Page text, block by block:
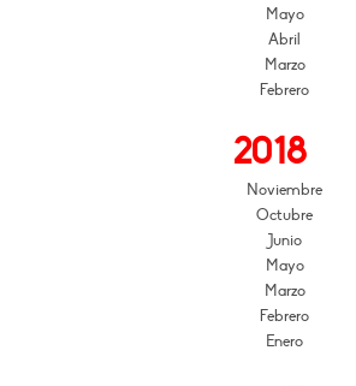
Mayo
Abril
Marzo
Febrero
2018
Noviembre
Octubre
Junio
Mayo
Marzo
Febrero
Enero